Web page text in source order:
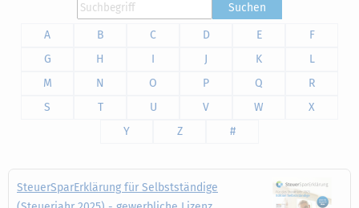
Suchen
A
B C D E
F
G
H I J K
L
M
N O P Q
R
S
T U V W
X
Y
Z #
SteuerSparErklärung für Selbstständige